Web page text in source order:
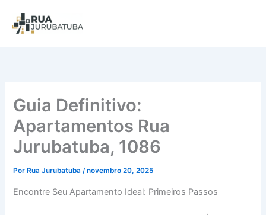
Guia Definitivo:
Apartamentos Rua
Jurubatuba, 1086
Por Rua Jurubatuba/novembro 20, 2025
Encontre Seu Apartamento Ideal: Primeiros Passos